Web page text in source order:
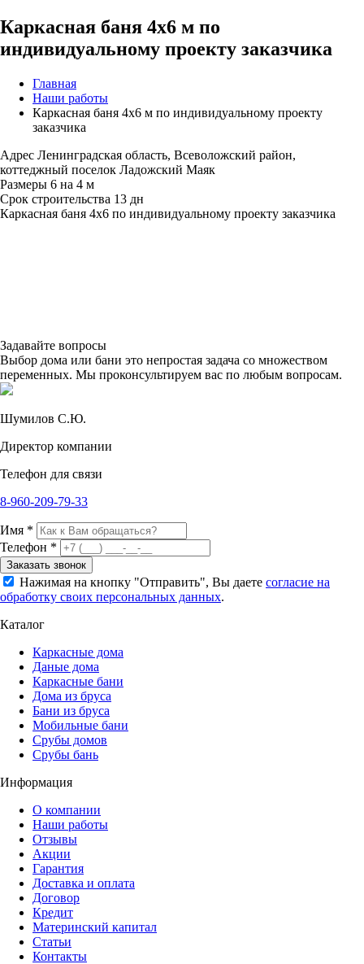
Каркасная баня 4x6 м по
индивидуальному проекту заказчика
Главная
Наши работы
Каркасная баня 4x6 м по индивидуальному проекту
заказчика
Адрес Ленинградская область, Всеволожский район,
коттеджный поселок Ладожский Маяк
Размеры 6 на 4 м
Срок строительства 13 дн
Каркасная баня 4x6 по индивидуальному проекту заказчика
Задавайте вопросы
Выбор дома или бани это непростая задача со множеством
переменных. Мы проконсультируем вас по любым вопросам.
Шумилов С.Ю.
Директор компании
Телефон для связи
8-960-209-79-33
Имя *
Телефон *
Заказать звонок
Нажимая на кнопку "Отправить", Вы даете согласие на
обработку своих персональных данных.
Каталог
Каркасные дома
Даные дома
Каркасные бани
Дома из бруса
Бани из бруса
Мобильные бани
Срубы домов
Срубы бань
Информация
О компании
Наши работы
Отзывы
Акции
Гарантия
Доставка и оплата
Договор
Кредит
Материнский капитал
Статьи
Контакты